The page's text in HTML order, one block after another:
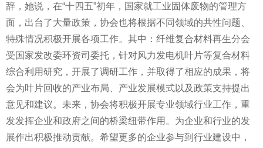
辞，她说，在“十四五”初年， 国家就工业固体废物的管理方
面，出台了大量政策，协会也将根据不同领域的共性问题、
特殊情况积极开展各项工作。其中：纤维复合材料再生分会
受国家发改委环资司委托，针对风力发电机叶片等复合材料
综合利用研究，开展了调研工作，并取得了相应的成果，将
会为叶片回收的产业布局、产业发展模式以及政策支持提出
意见和建议。未来，协会将积极开展专业领域行业工作，重
发发挥企业和政府之间的桥梁纽带作用。为企业和行业的发
展作出积极推动贡献。希望更多的企业参与到行业建设中，